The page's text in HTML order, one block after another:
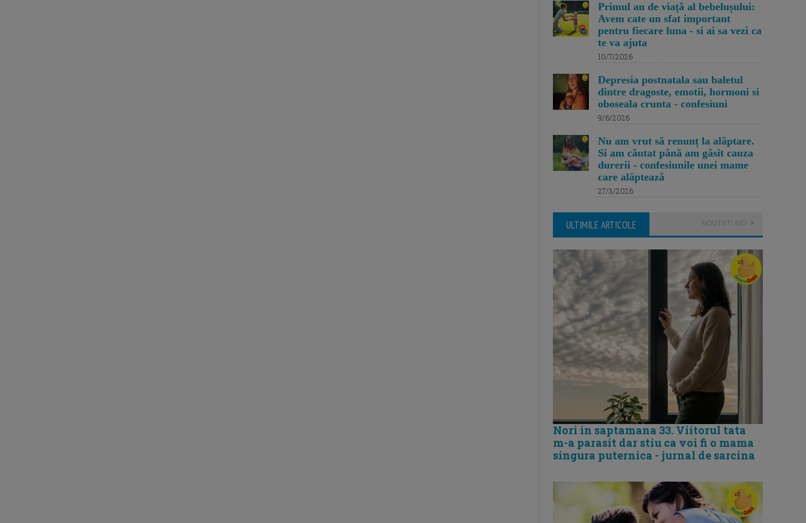
Primul an de viață al bebelușului:
Avem cate un sfat important
pentru fiecare luna - si ai sa vezi ca
te va ajuta
10/7/2026
Depresia postnatala sau baletul
dintre dragoste, emotii, hormoni si
oboseala crunta - confesiuni
9/6/2026
Nu am vrut să renunț la alăptare.
Si am căutat până am găsit cauza
durerii - confesiunile unei mame
care alăptează
27/3/2026
ULTIMILE ARTICOLE NOUTATI AICI
Nori in saptamana 33. Viitorul tata
m-a parasit dar stiu ca voi fi o mama
singura puternica - jurnal de sarcina